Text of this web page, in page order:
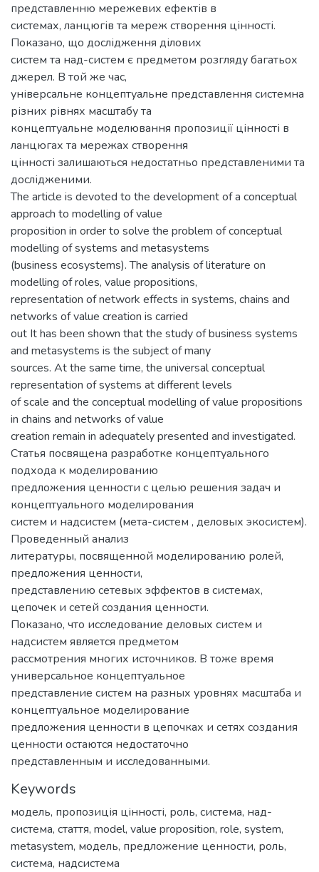
представленню мережевих ефектів в
системах, ланцюгів та мереж створення цінності.
Показано, що дослідження ділових
систем та над-систем є предметом розгляду багатьох
джерел. В той же час,
універсальне концептуальне представлення системна
різних рівнях масштабу та
концептуальне моделювання пропозиції цінності в
ланцюгах та мережах створення
цінності залишаються недостатньо представленими та
дослідженими.
The article is devoted to the development of a conceptual
approach to modelling of value
proposition in order to solve the problem of conceptual
modelling of systems and metasystems
(business ecosystems). The analysis of literature on
modelling of roles, value propositions,
representation of network effects in systems, chains and
networks of value creation is carried
out It has been shown that the study of business systems
and metasystems is the subject of many
sources. At the same time, the universal conceptual
representation of systems at different levels
of scale and the conceptual modelling of value propositions
in chains and networks of value
creation remain in adequately presented and investigated.
Статья посвящена разработке концептуального
подхода к моделированию
предложения ценности с целью решения задач и
концептуального моделирования
систем и надсистем (мета-систем , деловых экосистем).
Проведенный анализ
литературы, посвященной моделированию ролей,
предложения ценности,
представлению сетевых эффектов в системах,
цепочек и сетей создания ценности.
Показано, что исследование деловых систем и
надсистем является предметом
рассмотрения многих источников. В тоже время
универсальное концептуальное
представление систем на разных уровнях масштаба и
концептуальное моделирование
предложения ценности в цепочках и сетях создания
ценности остаются недостаточно
представленным и исследованными.
Keywords
модель, пропозиція цінності, роль, система, над-
система, стаття, model, value proposition, role, system,
metasystem, модель, предложение ценности, роль,
система, надсистема